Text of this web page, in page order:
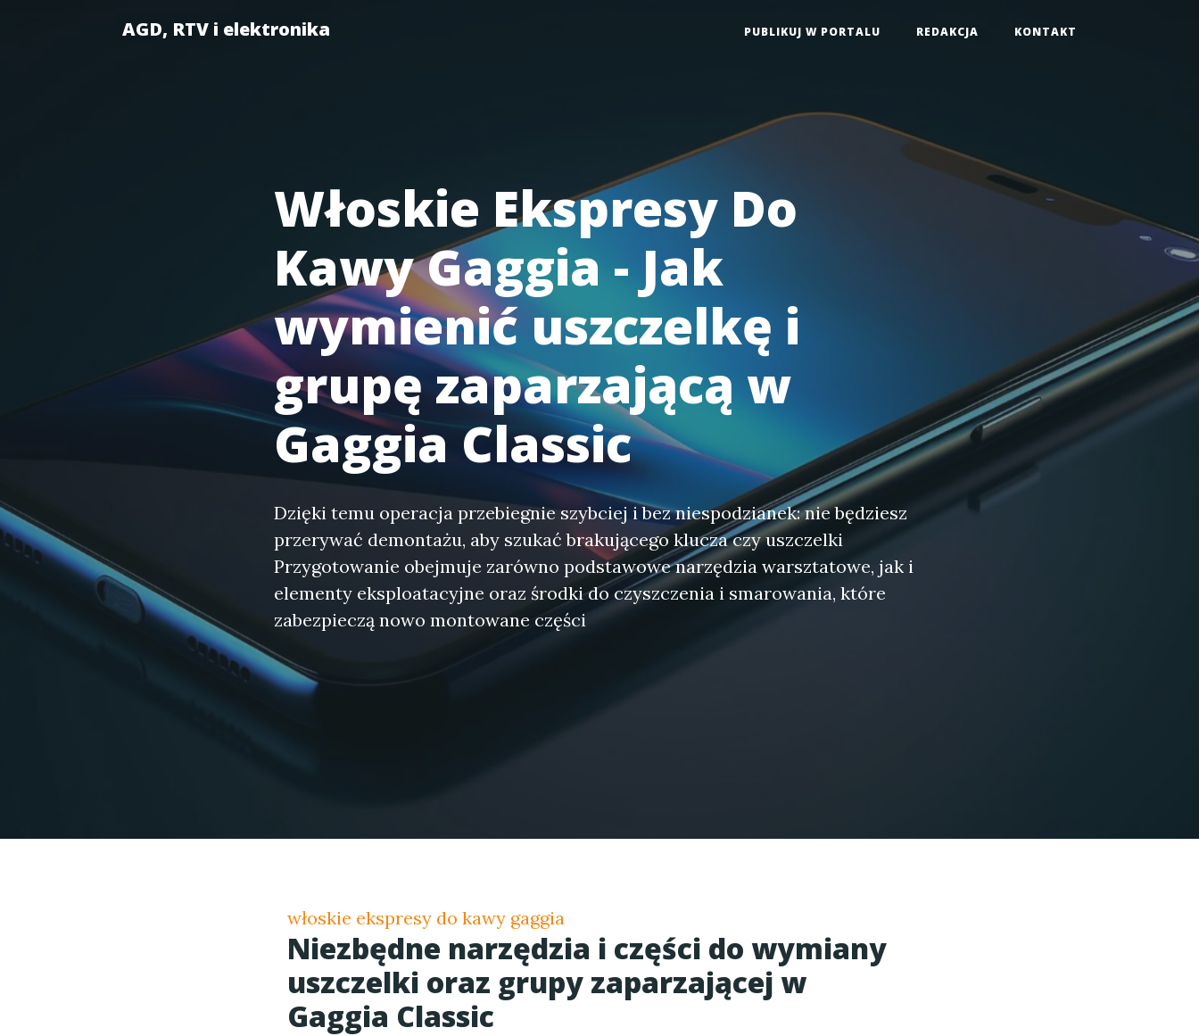
AGD, RTV i elektronika PUBLIKUJ W PORTALU REDAKCJA KONTAKT
Włoskie Ekspresy Do
Kawy Gaggia - Jak
wymienić uszczelkę i
grupę zaparzającą w
Gaggia Classic
Dzięki temu operacja przebiegnie szybciej i bez niespodzianek: nie będziesz
przerywać demontażu, aby szukać brakującego klucza czy uszczelki
Przygotowanie obejmuje zarówno podstawowe narzędzia warsztatowe, jak i
elementy eksploatacyjne oraz środki do czyszczenia i smarowania, które
zabezpieczą nowo montowane części
włoskie ekspresy do kawy gaggia
Niezbędne narzędzia i części do wymiany
uszczelki oraz grupy zaparzającej w
Gaggia Classic